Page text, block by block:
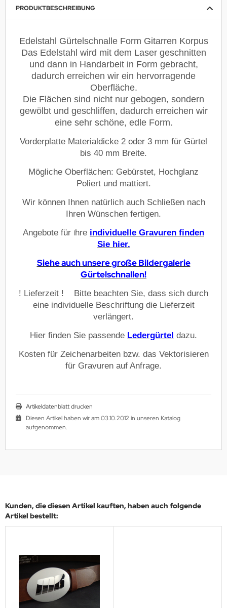
PRODUKTBESCHREIBUNG
Edelstahl Gürtelschnalle Form Gitarren Korpus
Das Edelstahl wird mit dem Laser geschnitten
und dann in Handarbeit in Form gebracht,
dadurch erreichen wir ein hervorragende
Oberfläche.
Die Flächen sind nicht nur gebogen, sondern
gewölbt und geschliffen, dadurch erreichen wir
eine sehr schöne, edle Form.
Vorderplatte Materialdicke 2 oder 3 mm für Gürtel
bis 40 mm Breite.
Mögliche Oberflächen: Gebürstet, Hochglanz
Poliert und mattiert.
Wir können Ihnen natürlich auch Schließen nach
Ihren Wünschen fertigen.
Angebote für Ihre individuelle Gravuren finden
Sie hier.
Siehe auch unsere große Bildergalerie
Gürtelschnallen!
! Lieferzeit ! Bitte beachten Sie, dass sich durch
eine individuelle Beschriftung die Lieferzeit
verlängert.
Hier finden Sie passende Ledergürtel dazu.
Kosten für Zeichenarbeiten bzw. das Vektorisieren
für Gravuren auf Anfrage.
Artikeldatenblatt drucken
Diesen Artikel haben wir am 03.10.2012 in unseren Katalog
aufgenommen.
Kunden, die diesen Artikel kauften, haben auch folgende
Artikel bestellt: